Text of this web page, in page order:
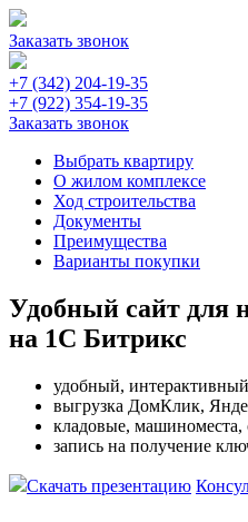
Заказать звонок
+7 (342) 204-19-35
+7 (922) 354-19-35
Заказать звонок
Выбрать квартиру
О жилом комплексе
Ход строительства
Документы
Преимущества
Варианты покупки
Удобный сайт для
на 1С Битрикс
удобный,
выгрузка ДомКлик,
кладовые,
запись на получение
Скачать презентацию